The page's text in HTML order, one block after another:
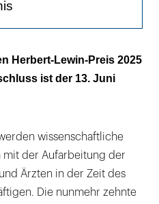
können nur nach 2019
Herbert-Lewin-Preis 2025
ist der 13. Juni
wissenschaftliche
der Aufarbeitung der
Ärzten in der Zeit des
Die nunmehr zehnte